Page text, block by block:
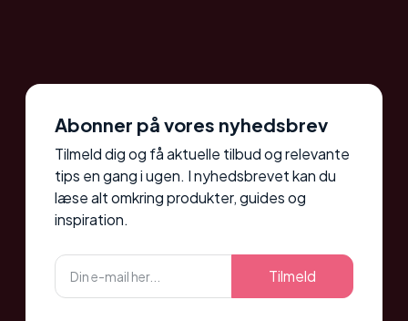
Abonner på vores nyhedsbrev
Tilmeld dig og få aktuelle tilbud og relevante
tips en gang i ugen. I nyhedsbrevet kan du
læse alt omkring produkter, guides og
inspiration.
Tilmeld